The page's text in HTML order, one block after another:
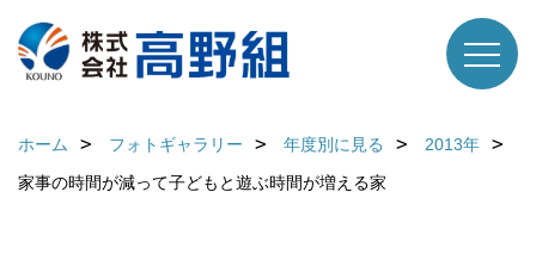
ホーム フォトギャラリー 年度別に見る
2013年
家事の時間が減って子どもと遊ぶ時間が増える家